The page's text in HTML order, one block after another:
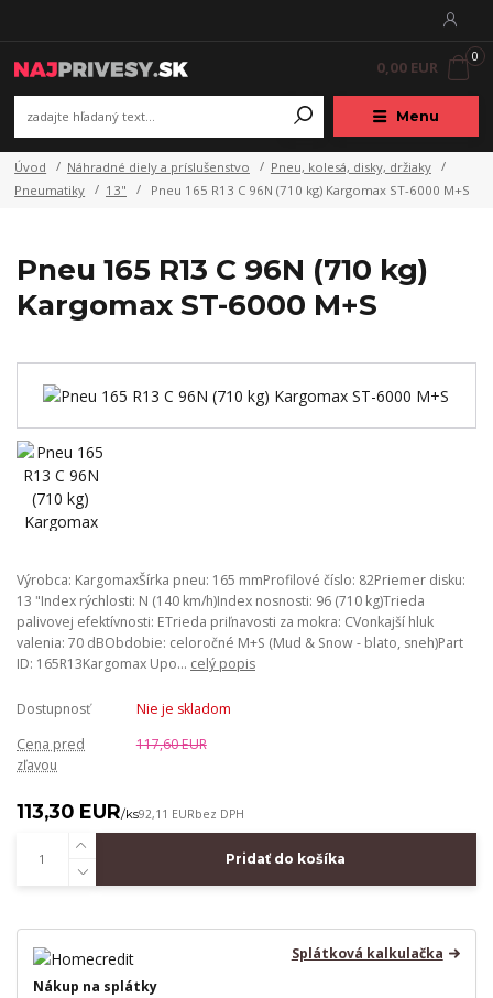
Menu
0
0,00 EUR
Úvod Náhradné diely a príslušenstvo
Pneu, kolesá, disky, držiaky
Pneumatiky
13" Pneu 165 R13 C 96N (710 kg) Kargomax ST-6000 M+S
Pneu 165 R13 C 96N (710 kg)
Kargomax ST-6000 M+S
Výrobca: KargomaxŠírka pneu: 165 mmProfilové číslo: 82Priemer disku:
13 "Index rýchlosti: N (140 km/h)Index nosnosti: 96 (710 kg)Trieda
palivovej efektívnosti: ETrieda priľnavosti za mokra: CVonkajší hluk
valenia: 70 dBObdobie: celoročné M+S (Mud & Snow - blato, sneh)Part
ID: 165R13Kargomax Upo... celý popis
Dostupnosť
Nie je skladom
Cena pred
zľavou
117,60 EUR
113,30 EUR/ks92,11 EURbez DPH
Pridať do košíka
Splátková kalkulačka
Nákup na splátky